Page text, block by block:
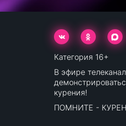
Категория 16+
В эфире
курения!
ПОМНИТЕ -